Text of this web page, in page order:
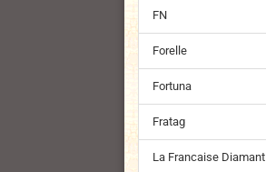
FN
Forelle
Fortuna
Fratag
La Francaise Diamant